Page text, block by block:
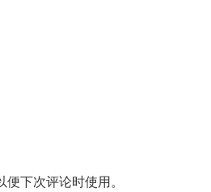
下次评论时使用。